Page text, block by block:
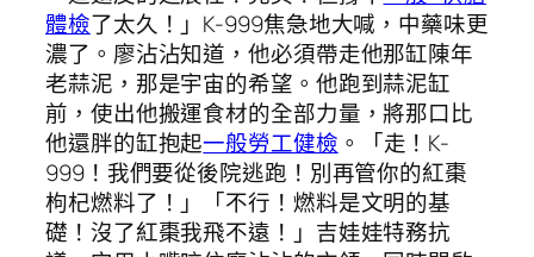
體檢了太久！」K-999焦急地大喊，中藥味更
濃了。廖沾沾知道，他必須帶走他那缸陳年
老蒜泥，那是宇宙的希望。他跑到蒜泥缸
前，使出他搬運食材的全部力量，將那口比
他還胖的缸抱起一般勞工健檢 。「走！K-
999！我們要從後院逃跑！別再管你的紅棗
枸杞燃料了！」「不行！燃料是文明的基
礎！沒了紅棗我飛不遠！」吉娃娃特務抗